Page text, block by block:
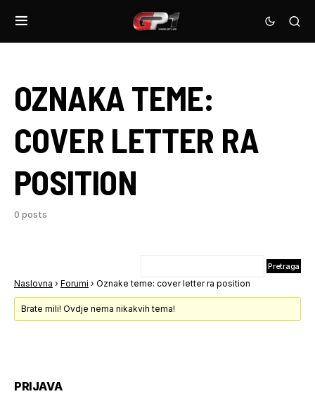
OZNAKA TEME:
COVER LETTER RA
POSITION
0 posts
Naslovna › Forumi › Oznake teme: cover letter ra position
Brate mili! Ovdje nema nikakvih tema!
PRIJAVA